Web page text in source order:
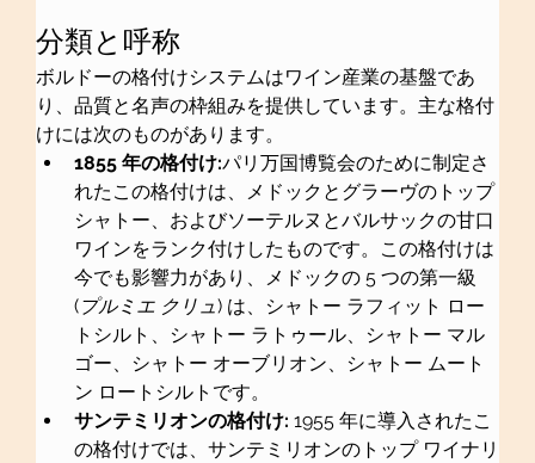
分類と呼称
ボルドーの格付けシステムはワイン産業の基盤であ
り、品質と名声の枠組みを提供しています。主な格付
けには次のものがあります。
1855 年の格付け:パリ万国博覧会のために制定さ
れたこの格付けは、メドックとグラーヴのトップ
シャトー、およびソーテルヌとバルサックの甘口
ワインをランク付けしたものです。この格付けは
今でも影響力があり、メドックの 5 つの第一級
(プルミエ クリュ) は、シャトー ラフィット ロー
トシルト、シャトー ラトゥール、シャトー マル
ゴー、シャトー オーブリオン、シャトー ムート
ン ロートシルトです。
サンテミリオンの格付け: 1955 年に導入されたこ
の格付けでは、サンテミリオンのトップ ワイナリ